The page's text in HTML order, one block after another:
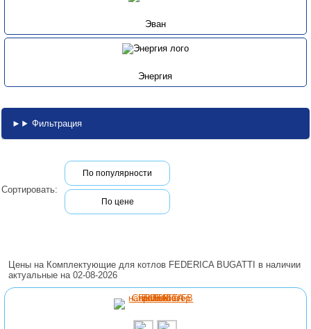
Эван
Энергия
Фильтрация
Сортировать:
По популярности
По цене
Цены на Комплектующие для котлов FEDERICA BUGATTI в наличии
актуальные на 02-08-2026